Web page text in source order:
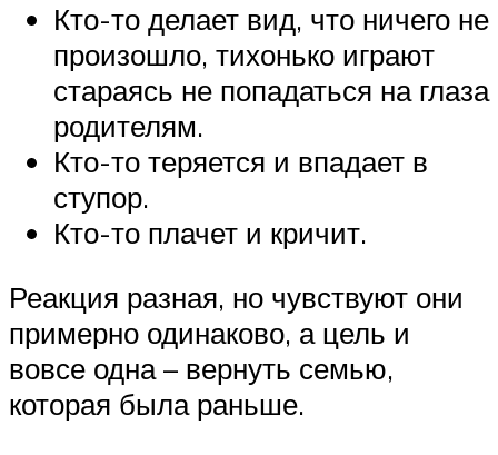
Кто-то делает вид, что ничего не
произошло, тихонько играют
стараясь не попадаться на глаза
родителям.
Кто-то теряется и впадает в
ступор.
Кто-то плачет и кричит.
Реакция разная, но чувствуют они
примерно одинаково, а цель и
вовсе одна – вернуть семью,
которая была раньше.